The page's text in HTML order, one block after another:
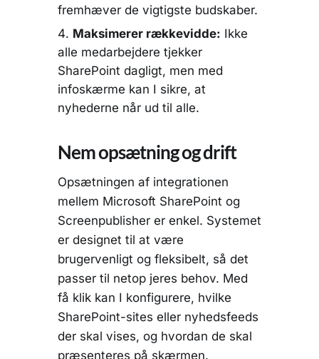
fremhæver de vigtigste budskaber.
Maksimerer rækkevidde: Ikke
alle medarbejdere tjekker
SharePoint dagligt, men med
infoskærme kan I sikre, at
nyhederne når ud til alle.
Nem opsætning og drift
Opsætningen af integrationen
mellem Microsoft SharePoint og
Screenpublisher er enkel. Systemet
er designet til at være
brugervenligt og fleksibelt, så det
passer til netop jeres behov. Med
få klik kan I konfigurere, hvilke
SharePoint-sites eller nyhedsfeeds
der skal vises, og hvordan de skal
præsenteres på skærmen.